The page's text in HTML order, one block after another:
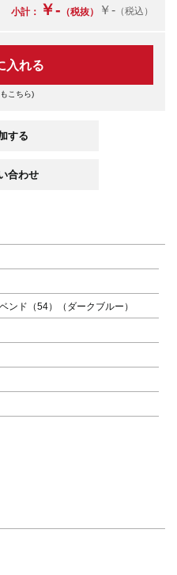
小計： ￥- （税抜） ￥- （税込）
入れる
こちら)
ンド（54）（ダークブルー）